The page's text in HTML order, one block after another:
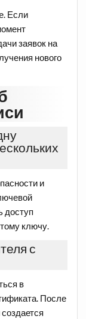
Если
заявок на
нового
и
доступ
ключу.
с
в
После